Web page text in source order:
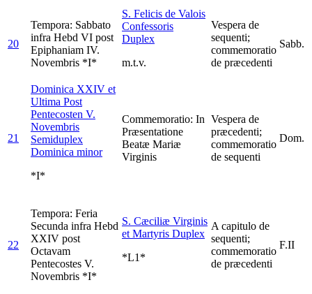
20
Tempora: Sabbato
infra Hebd VI post
Epiphaniam IV.
Novembris *I*
S. Felicis de Valois
Confessoris
Duplex
m.t.v.
Vespera de
sequenti;
commemoratio
de præcedenti
Sabb.
21
Dominica XXIV et
Ultima Post
Pentecosten V.
Novembris
Semiduplex
Dominica minor
*I*
Commemoratio: In
Præsentatione
Beatæ Mariæ
Virginis
Vespera de
præcedenti;
commemoratio
de sequenti
Dom.
22
Tempora: Feria
Secunda infra Hebd
XXIV post
Octavam
Pentecostes V.
Novembris *I*
S. Cæciliæ Virginis
et Martyris Duplex
*L1*
A capitulo de
sequenti;
commemoratio
de præcedenti
F.II